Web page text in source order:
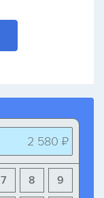
2 580 ₽
9
8
7